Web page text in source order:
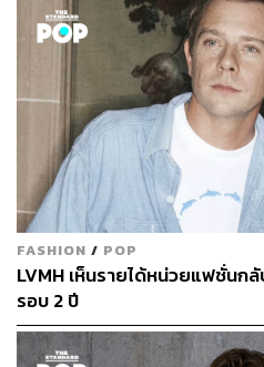
FASHION / POP
LVMH เห็นรายได้หน่วยแฟชั่นก
รอบ 2 ปี